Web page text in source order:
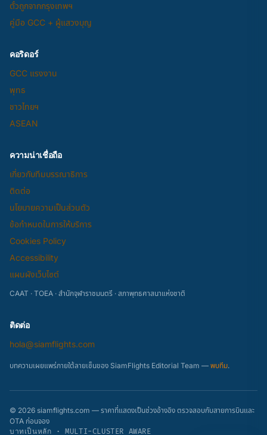
ตั๋วถูกจากกรุงเทพฯ
คู่มือ GCC + ผู้แสวงบุญ
คอริดอร์
GCC แรงงาน
พุทธ
ชาวไทยฯ
ASEAN
ความน่าเชื่อถือ
เกี่ยวกับทีมบรรณาธิการ
ติดต่อ
นโยบายความเป็นส่วนตัว
ข้อกำหนดในการให้บริการ
Cookies Policy
Accessibility
แผนผังเว็บไซต์
CAAT · TOEA · สำนักจุฬาราชมนตรี · สภาพุทธศาสนาแห่งชาติ
ติดต่อ
hola@siamflights.com
บทความเผยแพร่ภายใต้ลายเซ็นของ SiamFlights Editorial Team — พบทีม.
© 2026 siamflights.com — ราคาที่แสดงเป็นช่วงอ้างอิง ตรวจสอบกับสายการบินและ
OTA ก่อนจอง
บาทเป็นหลัก · MULTI-CLUSTER AWARE